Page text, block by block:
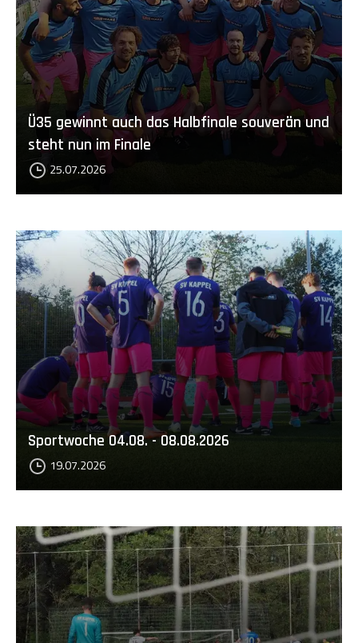
Ü35 gewinnt auch das Halbfinale souverän und
steht nun im Finale
25.07.2026
Sportwoche 04.08. - 08.08.2026
19.07.2026